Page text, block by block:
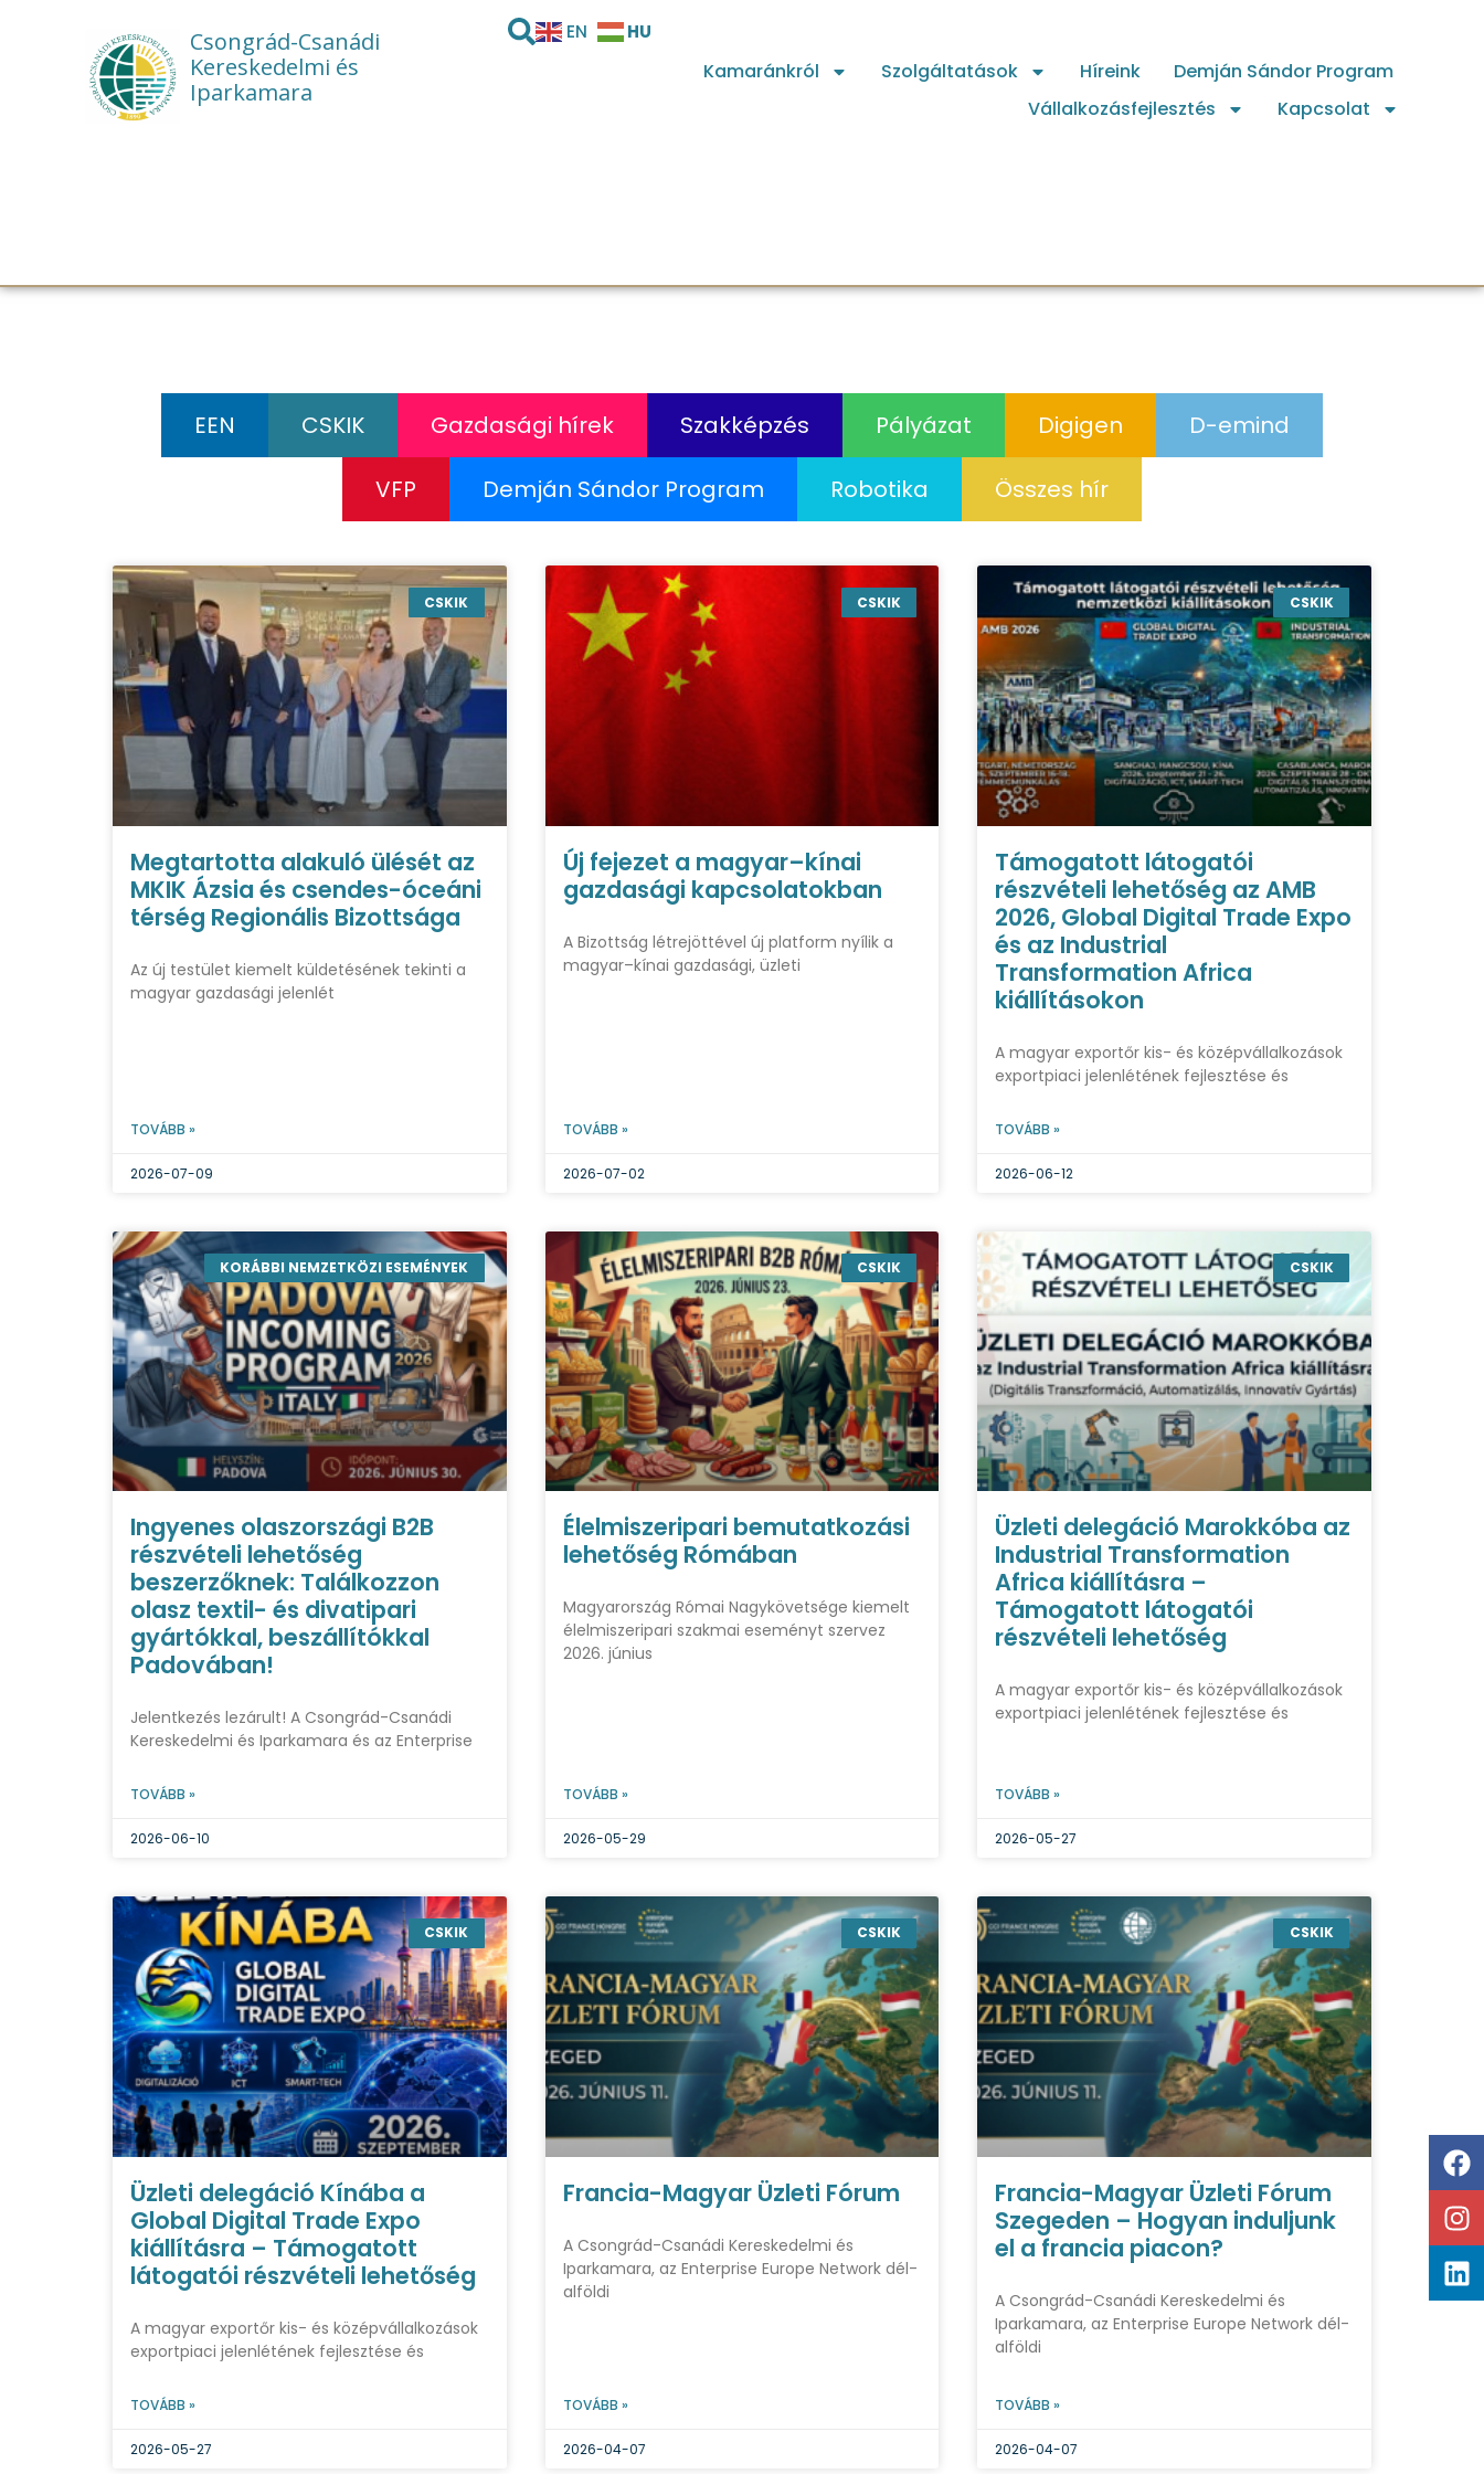
Csongrád-Csanádi
Kereskedelmi és
Iparkamara
EN HU
Kamaránkról Szolgáltatások Híreink
Demján Sándor Program
Vállalkozásfejlesztés
Kapcsolat
EEN CSKIK Gazdasági hírek Szakképzés Pályázat Digigen D-emind
VFP Demján Sándor Program Robotika Összes hír
CSKIK
Megtartotta alakuló ülését az
MKIK Ázsia és csendes-óceáni
térség Regionális Bizottsága
Az új testület kiemelt küldetésének tekinti a
magyar gazdasági jelenlét
TOVÁBB »
2026-07-09
CSKIK
Új fejezet a magyar–kínai
gazdasági kapcsolatokban
A Bizottság létrejöttével új platform nyílik a
magyar–kínai gazdasági, üzleti
TOVÁBB »
2026-07-02
CSKIK
Támogatott látogatói
részvételi lehetőség az AMB
2026, Global Digital Trade Expo
és az Industrial
Transformation Africa
kiállításokon
A magyar exportőr kis- és középvállalkozások
exportpiaci jelenlétének fejlesztése és
TOVÁBB »
2026-06-12
KORÁBBI NEMZETKÖZI ESEMÉNYEK
Ingyenes olaszországi B2B
részvételi lehetőség
beszerzőknek: Találkozzon
olasz textil- és divatipari
gyártókkal, beszállítókkal
Padovában!
Jelentkezés lezárult! A Csongrád-Csanádi
Kereskedelmi és Iparkamara és az Enterprise
TOVÁBB »
2026-06-10
CSKIK
Élelmiszeripari bemutatkozási
lehetőség Rómában
Magyarország Római Nagykövetsége kiemelt
élelmiszeripari szakmai eseményt szervez
2026. június
TOVÁBB »
2026-05-29
CSKIK
Üzleti delegáció Marokkóba az
Industrial Transformation
Africa kiállításra –
Támogatott látogatói
részvételi lehetőség
A magyar exportőr kis- és középvállalkozások
exportpiaci jelenlétének fejlesztése és
TOVÁBB »
2026-05-27
CSKIK
Üzleti delegáció Kínába a
Global Digital Trade Expo
kiállításra – Támogatott
látogatói részvételi lehetőség
A magyar exportőr kis- és középvállalkozások
exportpiaci jelenlétének fejlesztése és
TOVÁBB »
2026-05-27
CSKIK
Francia-Magyar Üzleti Fórum
A Csongrád-Csanádi Kereskedelmi és
Iparkamara, az Enterprise Europe Network dél-
alföldi
TOVÁBB »
2026-04-07
CSKIK
Francia-Magyar Üzleti Fórum
Szegeden – Hogyan induljunk
el a francia piacon?
A Csongrád-Csanádi Kereskedelmi és
Iparkamara, az Enterprise Europe Network dél-
alföldi
TOVÁBB »
2026-04-07